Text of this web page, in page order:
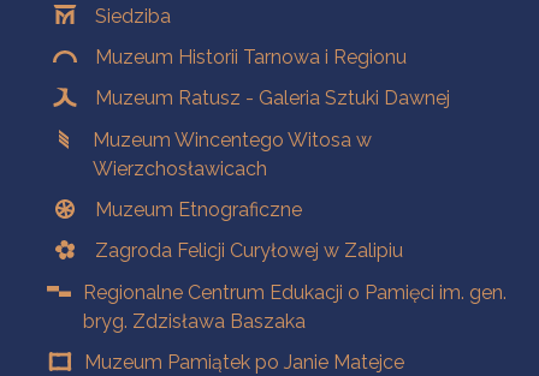
Siedziba
Muzeum Historii Tarnowa i Regionu
Muzeum Ratusz - Galeria Sztuki Dawnej
Muzeum Wincentego Witosa w
Wierzchosławicach
Muzeum Etnograficzne
Zagroda Felicji Curyłowej w Zalipiu
Regionalne Centrum Edukacji o Pamięci im. gen.
bryg. Zdzisława Baszaka
Muzeum Pamiątek po Janie Matejce